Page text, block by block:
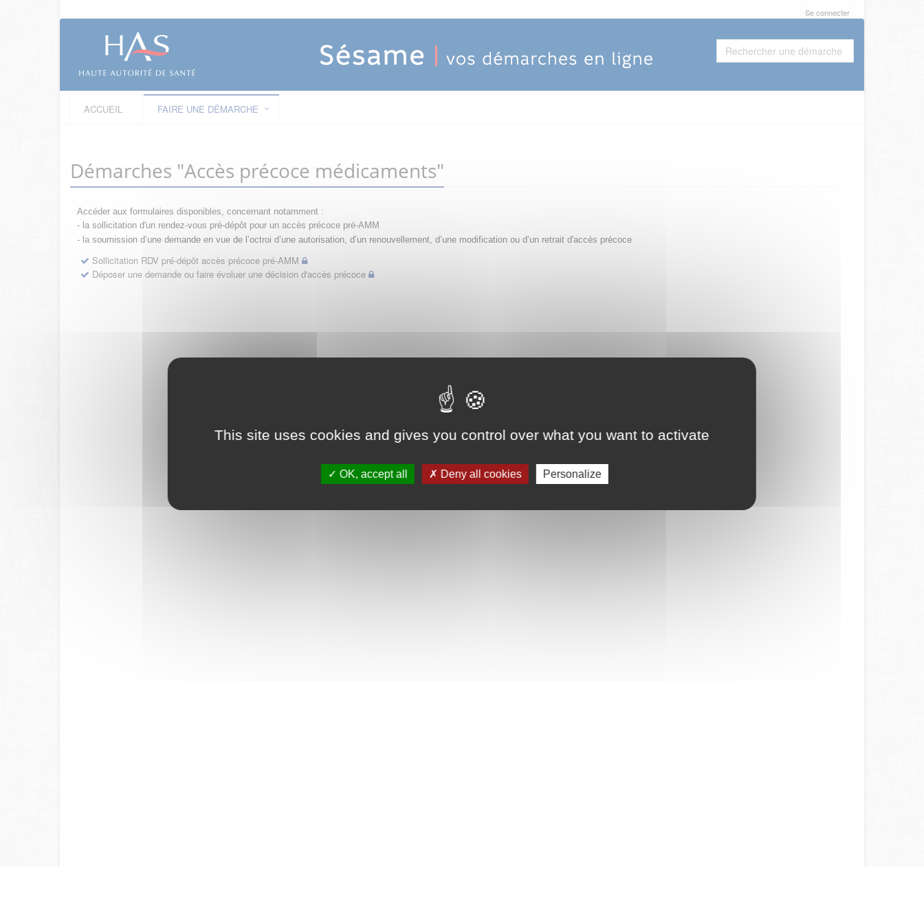
This site uses cookies and gives you control over what you want to activate
OK, accept all Deny all cookies Personalize
Se connecter
ACCUEIL FAIRE UNE DÉMARCHE
Démarches "Accès précoce médicaments"
Accéder aux formulaires disponibles, concernant notamment :
- la sollicitation d'un rendez-vous pré-dépôt pour un accès précoce pré-AMM
- la soumission d’une demande en vue de l’octroi d’une autorisation, d’un renouvellement, d’une modification ou d’un retrait d'accès précoce
Sollicitation RDV pré-dépôt accès précoce pré-AMM
Déposer une demande ou faire évoluer une décision d'accès précoce